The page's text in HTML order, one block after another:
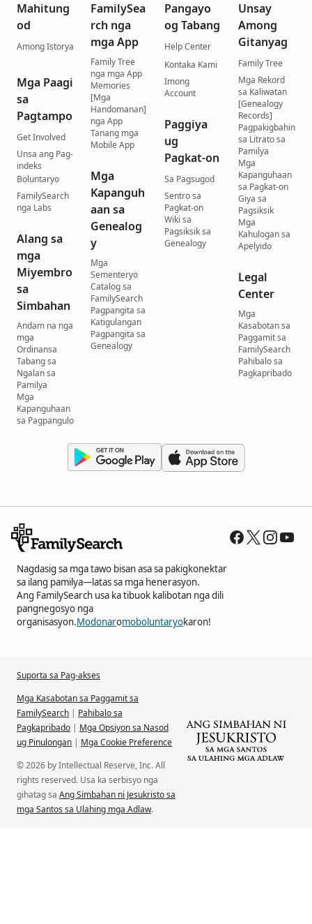
Mahitung
od
Among Istorya
Mga Paagi
sa
Pagtampo
Get Involved
Unsa ang Pag-
indeks
Boluntaryo
FamilySearch
nga Labs
Alang sa
mga
Miyembro
sa
Simbahan
Andam na nga
mga
Ordinansa
Tabang sa
Ngalan sa
Pamilya
Mga
Kapanguhaan
sa Pagpangulo
FamilySea
rch nga
mga App
Family Tree
nga mga App
Memories
[Mga
Handomanan]
nga App
Tanang mga
Mobile App
Mga
Kapanguh
aan sa
Genealog
y
Mga
Sementeryo
Catalog sa
FamilySearch
Pagpangita sa
Katigulangan
Pagpangita sa
Genealogy
Pangayo
og Tabang
Help Center
Kontaka Kami
Imong
Account
Paggiya
ug
Pagkat-on
Sa Pagsugod
Sentro sa
Pagkat-on
Wiki sa
Pagsiksik sa
Genealogy
Unsay
Among
Gitanyag
Family Tree
Mga Rekord
sa Kaliwatan
[Genealogy
Records]
Pagpakigbahin
sa Litrato sa
Pamilya
Mga
Kapanguhaan
sa Pagkat-on
Giya sa
Pagsiksik
Mga
Kahulogan sa
Apelyido
Legal
Center
Mga
Kasabotan sa
Paggamit sa
FamilySearch
Pahibalo sa
Pagkapribado
Nagdasig sa mga tawo bisan asa sa pakigkonektar
sa ilang pamilya—latas sa mga henerasyon.
Ang FamilySearch usa ka tibuok kalibotan nga dili
pangnegosyo nga
organisasyon.Modonaromoboluntaryokaron!
Suporta sa Pag-akses
Mga Kasabotan sa Paggamit sa
FamilySearch | Pahibalo sa
Pagkapribado | Mga Opsiyon sa Nasod
ug Pinulongan | Mga Cookie Preference
© 2026 by Intellectual Reserve, Inc. All
rights reserved. Usa ka serbisyo nga
gihatag sa Ang Simbahan ni Jesukristo sa
mga Santos sa Ulahing mga Adlaw.